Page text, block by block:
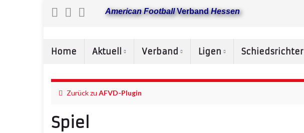
American FootballVerbandHessen
Home Aktuell Verband Ligen Schiedsrichter
Zurück zu AFVD-Plugin
Spiel